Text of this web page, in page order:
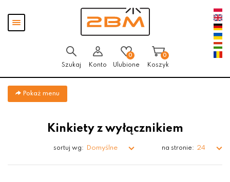
Pokaż
menu
Szukaj Konto
0
Ulubione
0
Koszyk
Pokaż menu
Kinkiety z wyłącznikiem
sortuj wg: Domyślne na stronie: 24